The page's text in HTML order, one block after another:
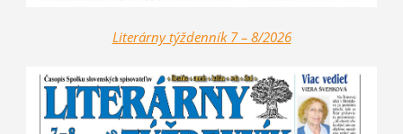
Literárny týždenník 7 – 8/2026